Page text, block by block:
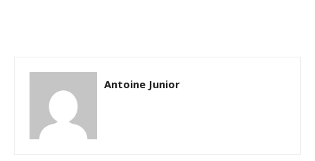
Antoine Junior